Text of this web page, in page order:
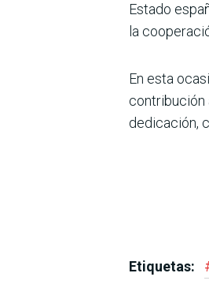
Estado
la
En esta
contribución
dedicación,
Etiquetas: